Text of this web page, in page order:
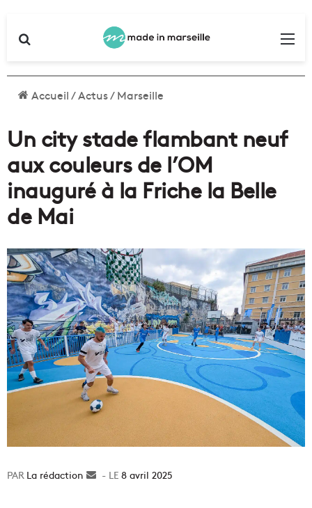
Accueil/Actus/Marseille
Un city stade flambant neuf
aux couleurs de l’OM
inauguré à la Friche la Belle
de Mai
La rédaction
Envoyer8 avril 2025